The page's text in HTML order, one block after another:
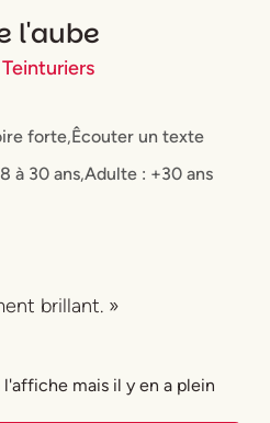
l'aube
forte,Êcouter un texte
à 30 ans,Adulte : +30 ans
brillant. »
mais il y en a plein